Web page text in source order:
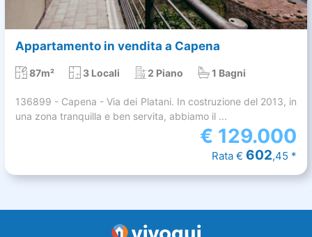
Appartamento in vendita a Capena
87m² 3 Locali 2 Piano 1 Bagni
136899 - Capena - Via dei Platani. In costruzione del 2013, in
una zona tranquilla e ben servita, abbiamo il ...
€ 129.000
Rata € 602,45 *